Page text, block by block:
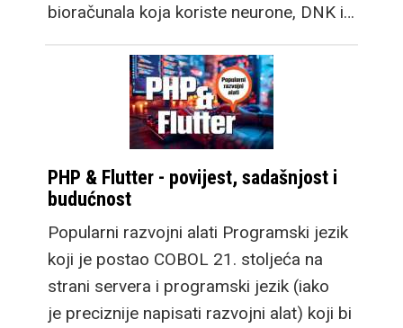
bioračunala koja koriste neurone, DNK i…
PHP & Flutter - povijest, sadašnjost i
budućnost
Popularni razvojni alati Programski jezik
koji je postao COBOL 21. stoljeća na
strani servera i programski jezik (iako
je preciznije napisati razvojni alat) koji bi